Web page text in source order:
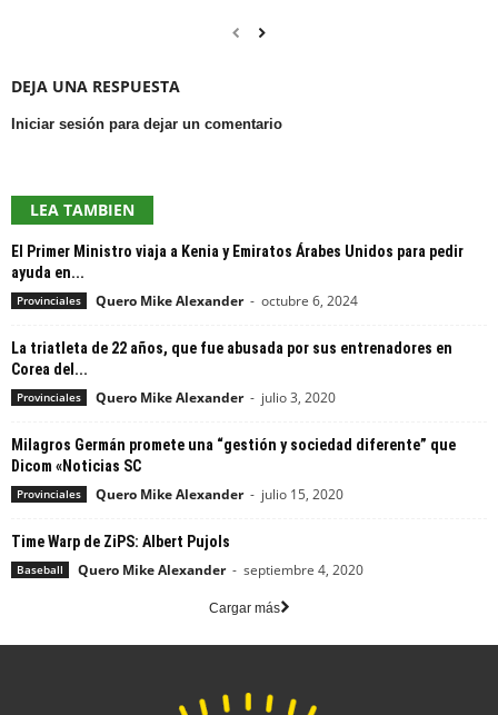
DEJA UNA RESPUESTA
Iniciar sesión para dejar un comentario
LEA TAMBIEN
El Primer Ministro viaja a Kenia y Emiratos Árabes Unidos para pedir
ayuda en...
Provinciales Quero Mike Alexander - octubre 6, 2024
La triatleta de 22 años, que fue abusada por sus entrenadores en
Corea del...
Provinciales Quero Mike Alexander - julio 3, 2020
Milagros Germán promete una “gestión y sociedad diferente” que
Dicom «Noticias SC
Provinciales Quero Mike Alexander - julio 15, 2020
Time Warp de ZiPS: Albert Pujols
Baseball Quero Mike Alexander - septiembre 4, 2020
Cargar más